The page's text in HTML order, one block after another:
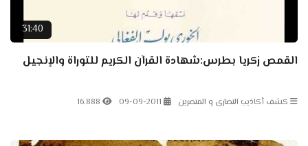
31:40
القمص زكريا بطرس:شهادة القرآن الكريم للتوراة والإنجيل
كشف أكاذيب النصارى و المنصرين 09-09-2011
16.888